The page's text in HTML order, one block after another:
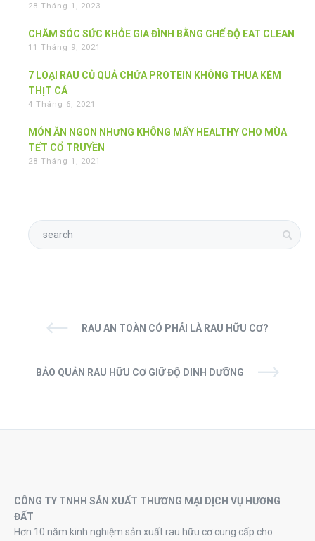
28 Tháng 1, 2023
CHĂM SÓC SỨC KHỎE GIA ĐÌNH BẰNG CHẾ ĐỘ EAT CLEAN
11 Tháng 9, 2021
7 LOẠI RAU CỦ QUẢ CHỨA PROTEIN KHÔNG THUA KÉM
THỊT CÁ
4 Tháng 6, 2021
MÓN ĂN NGON NHƯNG KHÔNG MẤY HEALTHY CHO MÙA
TẾT CỔ TRUYỀN
28 Tháng 1, 2021
RAU AN TOÀN CÓ PHẢI LÀ RAU HỮU CƠ?
BẢO QUẢN RAU HỮU CƠ GIỮ ĐỘ DINH DƯỠNG
CÔNG TY TNHH SẢN XUẤT THƯƠNG MẠI DỊCH VỤ HƯƠNG
ĐẤT
Hơn 10 năm kinh nghiệm sản xuất rau hữu cơ cung cấp cho